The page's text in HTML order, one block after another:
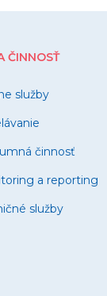
ČINNOSŤ
služby
činnosť
a reporting
služby